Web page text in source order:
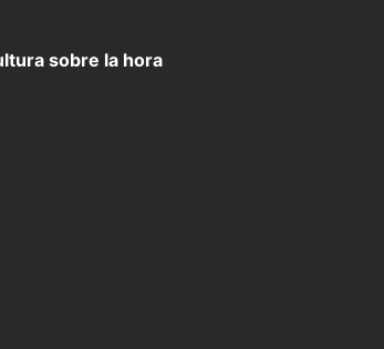
sobre la hora